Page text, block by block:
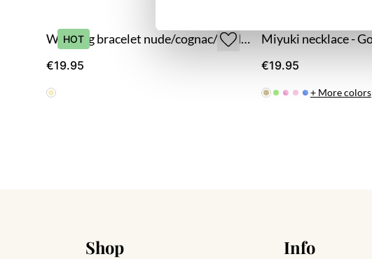
HOT Weaving bracelet nude/cognac/gold-plated
€19.95 €19.95
+ More colors
Shop Info